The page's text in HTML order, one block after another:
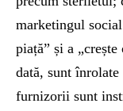
marketingul
piață” și a
dată, sunt
furnizorii sunt